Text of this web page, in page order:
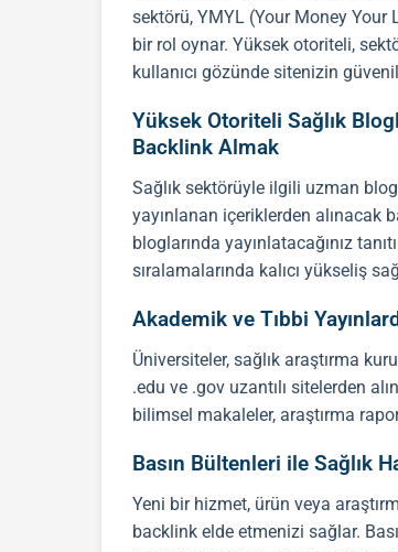
sektörü, YMYL (Your Money Your
bir rol oynar. Yüksek otoriteli,
kullanıcı gözünde sitenizin
Yüksek Otoriteli Sağlık
Backlink Almak
Sağlık sektörüyle ilgili uzman
yayınlanan içeriklerden alınacak
bloglarında yayınlatacağınız
sıralamalarında kalıcı yükseliş
Akademik ve Tıbbi
Üniversiteler, sağlık araştırma
.edu ve .gov uzantılı sitelerden
bilimsel makaleler, araştırma
Basın Bültenleri ile Sağlık
Yeni bir hizmet, ürün veya
backlinkelde etmenizi sağlar.